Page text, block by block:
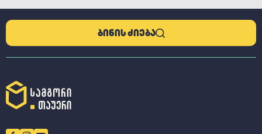
ᲑᲘᲜᲘᲡ ᲫᲘᲔᲑᲐ